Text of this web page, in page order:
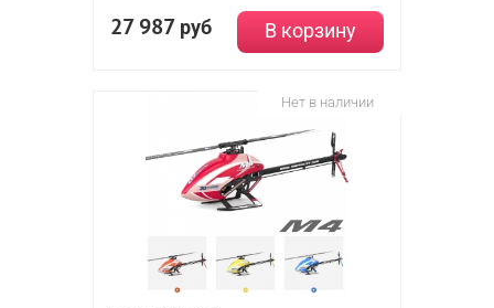
27 987 руб В корзину
Нет в наличии